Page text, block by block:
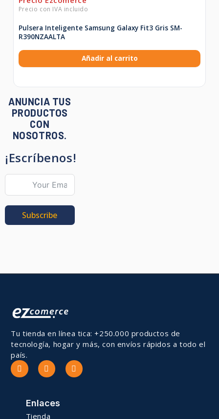
Pulsera Inteligente Samsung Galaxy Fit3 Gris SM-
R390NZAALTA
Añadir al carrito
ANUNCIA TUS
PRODUCTOS
CON
NOSOTROS.
¡Escríbenos!
Subscribe
Tu tienda en línea tica: +250.000 productos de
tecnología, hogar y más, con envíos rápidos a todo el
país.
Enlaces
Tienda